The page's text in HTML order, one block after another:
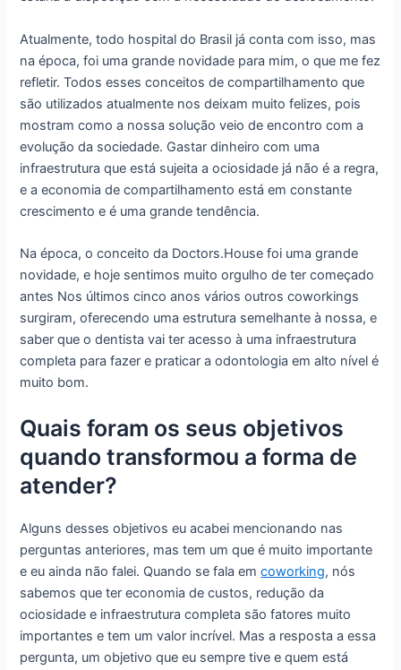
Atualmente, todo hospital do Brasil já conta com isso, mas
na época, foi uma grande novidade para mim, o que me fez
refletir. Todos esses conceitos de compartilhamento que
são utilizados atualmente nos deixam muito felizes, pois
mostram como a nossa solução veio de encontro com a
evolução da sociedade. Gastar dinheiro com uma
infraestrutura que está sujeita a ociosidade já não é a regra,
e a economia de compartilhamento está em constante
crescimento e é uma grande tendência.
Na época, o conceito da Doctors.House foi uma grande
novidade, e hoje sentimos muito orgulho de ter começado
antes Nos últimos cinco anos vários outros coworkings
surgiram, oferecendo uma estrutura semelhante à nossa, e
saber que o dentista vai ter acesso à uma infraestrutura
completa para fazer e praticar a odontologia em alto nível é
muito bom.
Quais foram os seus objetivos
quando transformou a forma de
atender?
Alguns desses objetivos eu acabei mencionando nas
perguntas anteriores, mas tem um que é muito importante
e eu ainda não falei. Quando se fala emcoworking, nós
sabemos que ter economia de custos, redução da
ociosidade e infraestrutura completa são fatores muito
importantes e tem um valor incrível. Mas a resposta a essa
pergunta, um objetivo que eu sempre tive e quem está